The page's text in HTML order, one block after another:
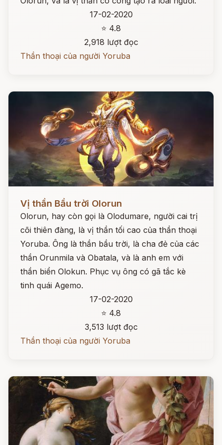
17-02-2020
⭐ 4.8
2,918 lượt đọc
Thần thoại của người Yoruba
Đọc ngay
Vị thần Bầu trời Olorun
Olorun, hay còn gọi là Olodumare, người cai trị
cõi thiên đàng, là vị thần tối cao của thần thoại
Yoruba. Ông là thần bầu trời, là cha đẻ của các
thần Orunmila và Obatala, và là anh em với
thần biển Olokun. Phục vụ ông có gã tắc kè
tinh quái Agemo.
17-02-2020
⭐ 4.8
3,513 lượt đọc
Thần thoại của người Yoruba